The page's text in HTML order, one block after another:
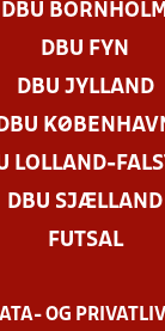
DBU BORNHOLM
DBU FYN
DBU JYLLAND
DBU
LOLLAND-
DBU SJÆLLAND
FUTSAL
OG